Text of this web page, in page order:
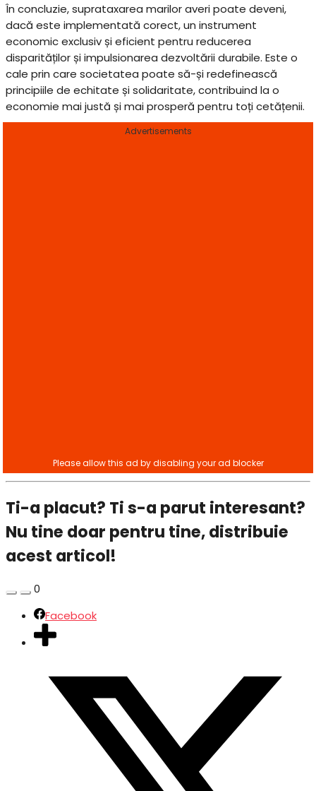
În concluzie, suprataxarea marilor averi poate deveni,
dacă este implementată corect, un instrument
economic exclusiv și eficient pentru reducerea
disparităților și impulsionarea dezvoltării durabile. Este o
cale prin care societatea poate să-și redefinească
principiile de echitate și solidaritate, contribuind la o
economie mai justă și mai prosperă pentru toți cetățenii.
Advertisements
Ti-a placut? Ti s-a parut interesant?
Nu tine doar pentru tine, distribuie
acest articol!
0
Facebook